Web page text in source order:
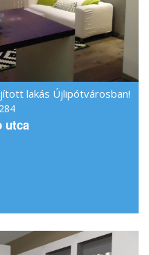
lakás Újlipótvárosban!
utca